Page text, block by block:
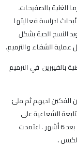
الغنية بالصفيحات.
لدراسة فعاليتها
النسج الحية بشكل
عملية الشفاء والترميم.
بالفيبرين في الترميم
ضمن الفكين لديهم ثم ملئ
الشعاعية على
الصورة البانورامية بعد العمل الجراحي مباشرة ثم بعد 6 أشهر . اعتمدت
.